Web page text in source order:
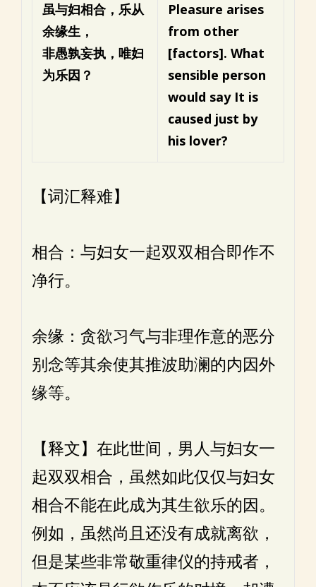
虽与妇相合，乐从
余缘生，
非愚孰妄执，唯妇
为乐因？
Pleasure arises
from other
[factors]. What
sensible person
would say It is
caused just by
his lover?
【词汇释难】
相合：与妇女一起双双相合即作不
净行。
余缘：贪欲习气与非理作意的恶分
别念等其余使其推波助澜的内因外
缘等。
【释文】在此世间，男人与妇女一
起双双相合，虽然如此仅仅与妇女
相合不能在此成为其生欲乐的因。
例如，虽然尚且还没有成就离欲，
但是某些非常敬重律仪的持戒者，